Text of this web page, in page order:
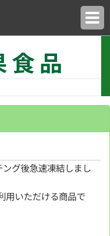
グ後急速凍結しまし
用いただける商品で